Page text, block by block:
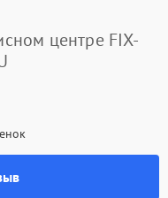
центре FIX-